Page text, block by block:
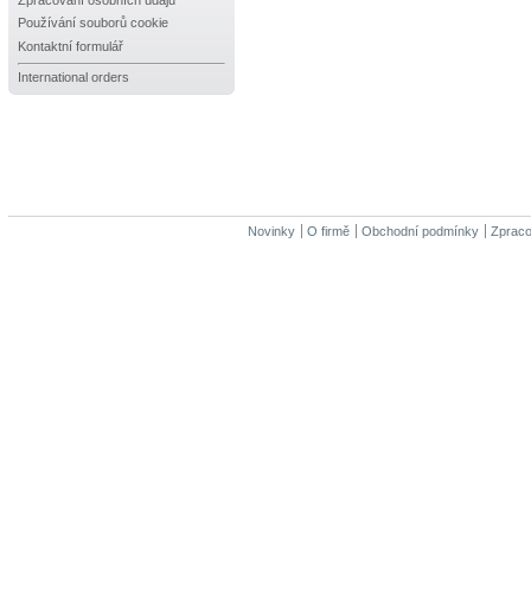
Používání souborů cookie
Kontaktní formulář
International orders
Novinky O firmě Obchodní podmínky